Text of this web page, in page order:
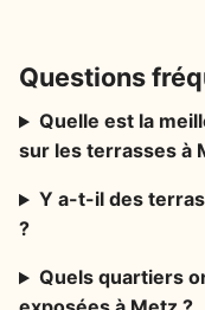
Questions
Quelle est la
sur les terrasses à
Y a-t-il des
?
Quels quartiers